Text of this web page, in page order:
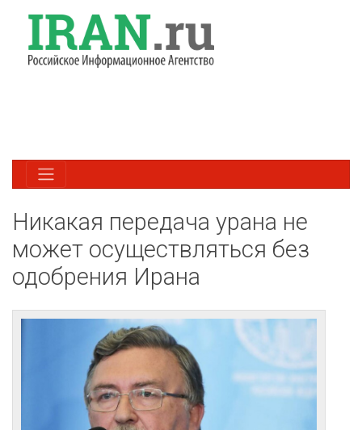
Никакая передача урана не
может осуществляться без
одобрения Ирана